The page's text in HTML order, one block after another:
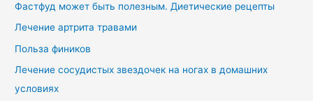
Фастфуд может быть полезным. Диетические рецепты
Лечение артрита травами
Польза фиников
Лечение сосудистых звездочек на ногах в домашних
условиях